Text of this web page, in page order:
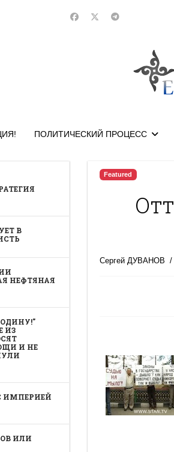
ПОЛИТИЧЕСКИЙ ПРОЦЕСС
В
НЕФТЯНАЯ
ИЗ
И НЕ
ИМПЕРИЕЙ
ИЛИ
Featured
Сергей ДУВАНОВ